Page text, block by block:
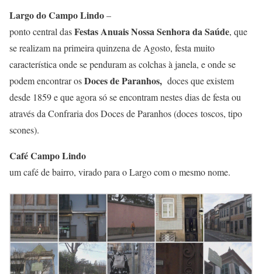
Largo do Campo Lindo–
ponto central dasFestas Anuais Nossa Senhora da Saúde, que
se realizam na primeira quinzena de Agosto, festa muito
característica onde se penduram as colchas à janela, e onde se
podem encontrar osDoces de Paranhos, doces que existem
desde 1859 e que agora só se encontram nestes dias de festa ou
através da Confraria dos Doces de Paranhos (doces toscos, tipo
scones).
Café Campo Lindo
um café de bairro, virado para o Largo com o mesmo nome.